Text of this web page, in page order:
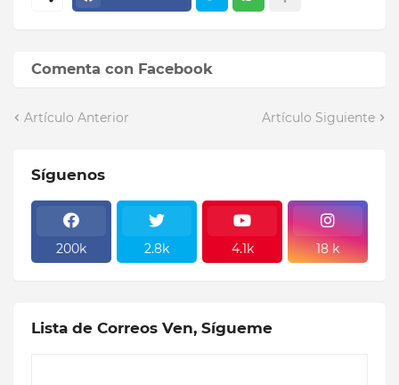
Comenta con Facebook
Artículo Anterior Artículo Siguiente
Síguenos
200k 2.8k 4.1k 18 k
Lista de Correos Ven, Sígueme